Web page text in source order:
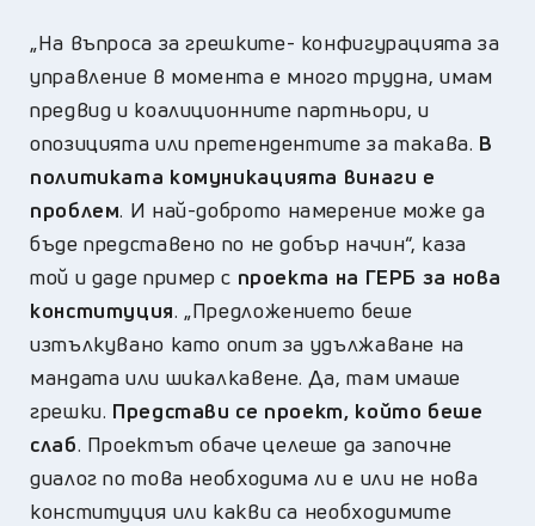
„На въпроса за грешките- конфигурацията за
управление в момента е много трудна, имам
предвид и коалиционните партньори, и
опозицията или претендентите за такава. В
политиката комуникацията винаги е
проблем. И най-доброто намерение може да
бъде представено по не добър начин“, каза
той и даде пример с проекта на ГЕРБ за нова
конституция. „Предложението беше
изтълкувано като опит за удължаване на
мандата или шикалкавене. Да, там имаше
грешки. Представи се проект, който беше
слаб. Проектът обаче целеше да започне
диалог по това необходима ли е или не нова
конституция или какви са необходимите